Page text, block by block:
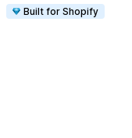
Built for Shopify